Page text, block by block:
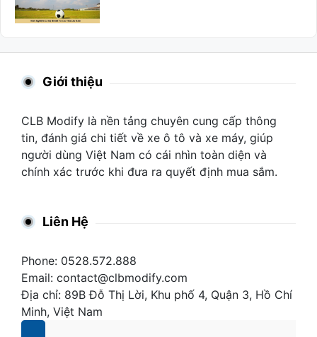
Giới thiệu
CLB Modify là nền tảng chuyên cung cấp thông
tin, đánh giá chi tiết về xe ô tô và xe máy, giúp
người dùng Việt Nam có cái nhìn toàn diện và
chính xác trước khi đưa ra quyết định mua sắm.
Liên Hệ
Phone: 0528.572.888
Email: contact@clbmodify.com
Địa chỉ: 89B Đỗ Thị Lời, Khu phố 4, Quận 3, Hồ Chí
Minh, Việt Nam